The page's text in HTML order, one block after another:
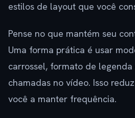
estilos de layout que você
Pense no que mantém seu
Uma forma prática é usar
carrossel, formato de
chamadas no vídeo. Isso
você a manter frequência.